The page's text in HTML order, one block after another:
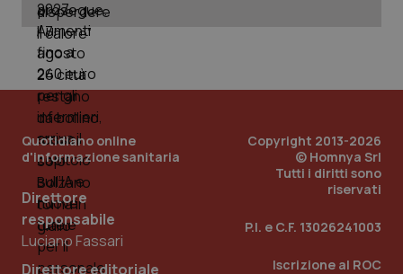
Quotidiano online
d'informazione sanitaria
Direttore
responsabile
Luciano Fassari
Direttore editoriale
Copyright 2013-2026
© Homnya Srl
Tutti i diritti sono
riservati
P.I. e C.F. 13026241003
Iscrizione al ROC